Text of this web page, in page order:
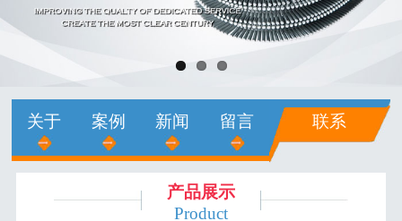
销售网络
在线留言
联系我们
关于 案例 新闻 留言 联系
产品展示
Product